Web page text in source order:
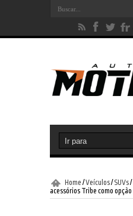
Home /Veículos/SUVs/
acessórios Tribe como opção